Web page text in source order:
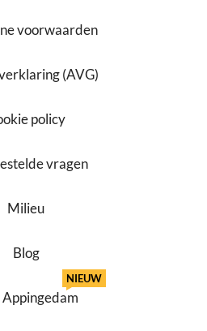
voorwaarden
(AVG)
policy
vragen
Milieu
Blog
NIEUW